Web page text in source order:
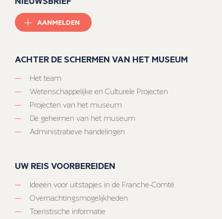
AANMELDEN
ACHTER DE SCHERMEN VAN HET MUSEUM
Het team
Wetenschappelijke en Culturele Projecten
Projecten van het museum
De geheimen van het museum
Administratieve handelingen
UW REIS VOORBEREIDEN
Ideeën voor uitstapjes in de Franche-Comté
Overnachtingsmogelijkheden
Toeristische informatie